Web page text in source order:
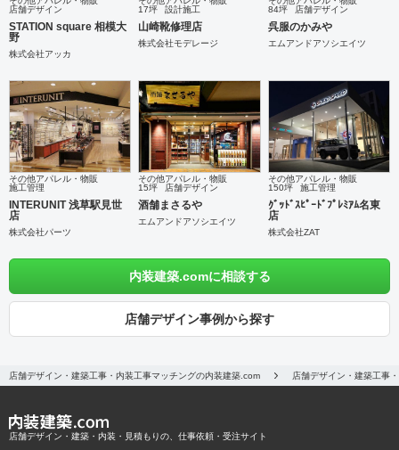
店舗デザイン
STATION square 相模大
野
株式会社アッカ
17坪
設計施工
山崎靴修理店
株式会社モデレージ
84坪
店舗デザイン
呉服のかみや
エムアンドアソシエイツ
その他アパレル・物販
施工管理
INTERUNIT 浅草駅見世
店
株式会社パーツ
その他アパレル・物販
15坪
店舗デザイン
酒舗まさるや
エムアンドアソシエイツ
その他アパレル・物販
150坪
施工管理
ｸﾞｯﾄﾞｽﾋﾟｰﾄﾞﾌﾟﾚﾐｱﾑ名東
店
株式会社ZAT
内装建築.comに相談する
店舗デザイン事例から探す
店舗デザイン・建築工事・内装工事マッチングの内装建築.com 店舗デザイン・建築工事
店舗デザイン・建築・内装・見積もりの、仕事依頼・受注サイト